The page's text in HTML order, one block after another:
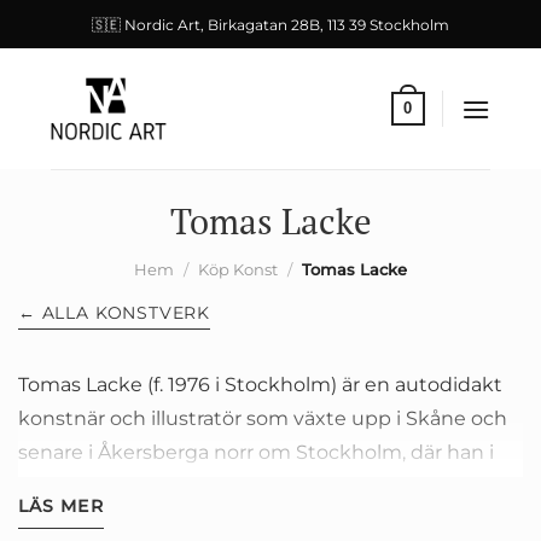
to
🇸🇪 Nordic Art, Birkagatan 28B, 113 39 Stockholm
0
Tomas Lacke
Hem / Köp Konst / Tomas Lacke
← ALLA KONSTVERK
Tomas Lacke (f. 1976 i Stockholm) är en autodidakt
konstnär och illustratör som växte upp i Skåne och
senare i Åkersberga norr om Stockholm, där han i
LÄS MER